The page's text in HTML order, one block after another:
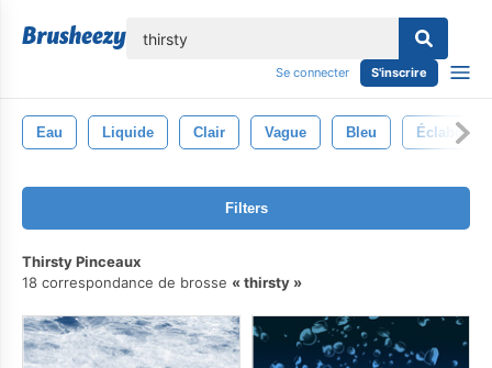
Se connecter S'inscrire
Eau Liquide Clair Vague Bleu
Filters
Thirsty Pinceaux
18 correspondance de brosse
thirsty